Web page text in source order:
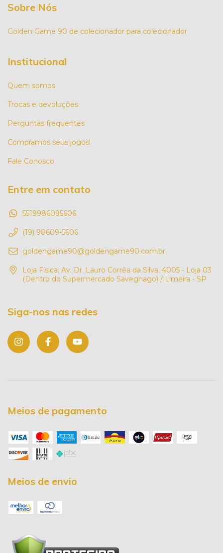
Sobre Nós
Golden Game 90 de colecionador para colecionador
Institucional
Quem somos
Trocas e devoluções
Perguntas frequentes
Compramos seus jogos!
Fale Conosco
Entre em contato
5519986095606
(19) 98609-5606
goldengame90@goldengame90.com.br
Loja Física: Av. Dr. Lauro Corrêa da Silva, 4005 - Loja 03
(Dentro do Supermercado Savegnago) / Limeira - SP
Siga-nos nas redes
Meios de pagamento
Meios de envio